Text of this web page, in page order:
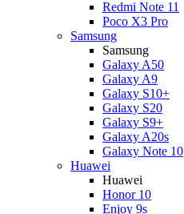
Redmi Note 11
Poco X3 Pro
Samsung
Samsung
Galaxy A50
Galaxy A9
Galaxy S10+
Galaxy S20
Galaxy S9+
Galaxy A20s
Galaxy Note 10
Huawei
Huawei
Honor 10
Enjoy 9s